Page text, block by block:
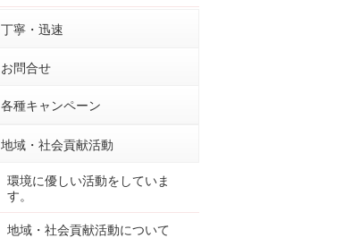
丁寧・迅速
お問合せ
各種キャンペーン
地域・社会貢献活動
環境に優しい活動をしていま
す。
地域・社会貢献活動について